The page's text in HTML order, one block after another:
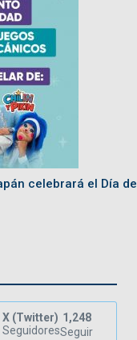
celebrará el Día de
X (Twitter) 1,248
SeguidoresSeguir